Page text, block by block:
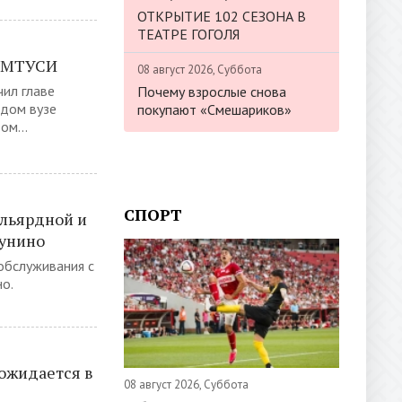
МТУСИ
главе
вузе
и
с
в
ОТКРЫТИЕ 102 СЕЗОНА В
ТЕАТРЕ ГОГОЛЯ
08 август 2026, Суббота
Почему взрослые снова
покупают «Смешариков»
СПОРТ
08 август 2026, Суббота